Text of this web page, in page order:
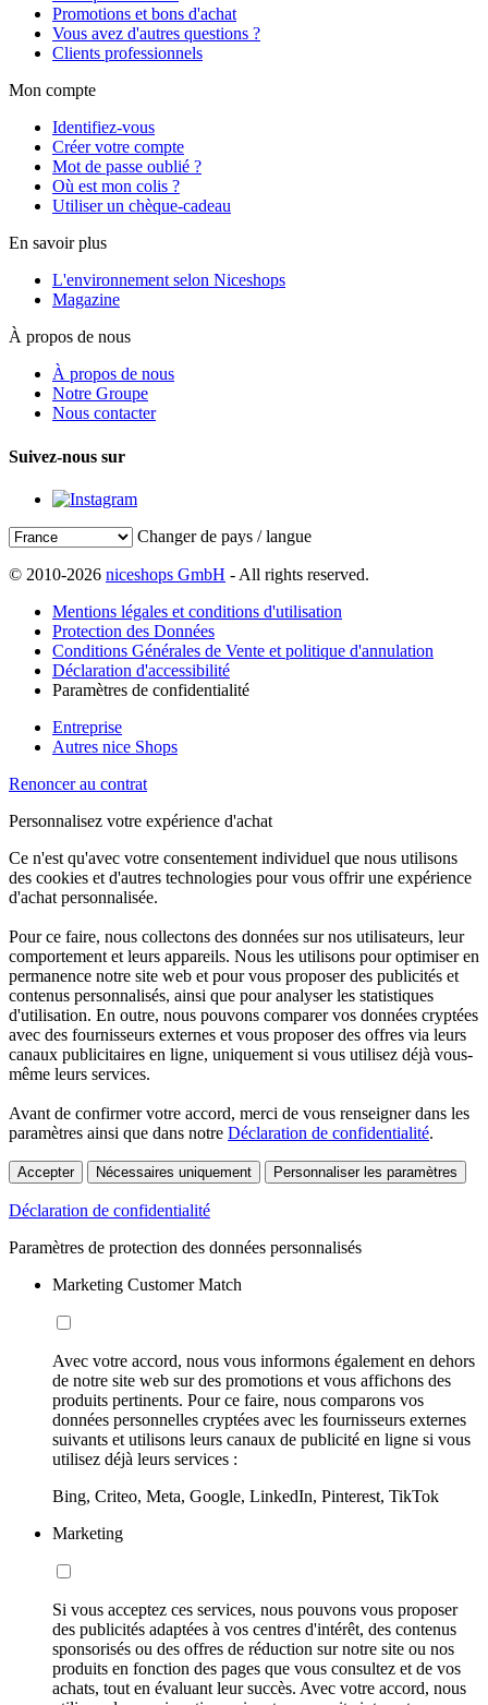
Promotions et bons d'achat
Vous avez d'autres questions ?
Clients professionnels
Mon compte
Identifiez-vous
Créer votre compte
Mot de passe oublié ?
Où est mon colis ?
Utiliser un chèque-cadeau
En savoir plus
L'environnement selon Niceshops
Magazine
À propos de nous
À propos de nous
Notre Groupe
Nous contacter
Suivez-nous sur
Changer de pays / langue
© 2010-2026 niceshops GmbH - All rights reserved.
Mentions légales et conditions d'utilisation
Protection des Données
Conditions Générales de Vente et politique d'annulation
Déclaration d'accessibilité
Paramètres de confidentialité
Entreprise
Autres nice Shops
Renoncer au contrat
Personnalisez votre expérience d'achat
Ce n'est qu'avec votre consentement individuel que nous utilisons
des cookies et d'autres technologies pour vous offrir une expérience
d'achat personnalisée.
Pour ce faire, nous collectons des données sur nos utilisateurs, leur
comportement et leurs appareils. Nous les utilisons pour optimiser en
permanence notre site web et pour vous proposer des publicités et
contenus personnalisés, ainsi que pour analyser les statistiques
d'utilisation. En outre, nous pouvons comparer vos données cryptées
avec des fournisseurs externes et vous proposer des offres via leurs
canaux publicitaires en ligne, uniquement si vous utilisez déjà vous-
même leurs services.
Avant de confirmer votre accord, merci de vous renseigner dans les
paramètres ainsi que dans notre Déclaration de confidentialité.
Accepter Nécessaires uniquement Personnaliser les paramètres
Déclaration de confidentialité
Paramètres de protection des données personnalisés
Marketing Customer Match
Avec votre accord, nous vous informons également en dehors
de notre site web sur des promotions et vous affichons des
produits pertinents. Pour ce faire, nous comparons vos
données personnelles cryptées avec les fournisseurs externes
suivants et utilisons leurs canaux de publicité en ligne si vous
utilisez déjà leurs services :
Bing, Criteo, Meta, Google, LinkedIn, Pinterest, TikTok
Marketing
Si vous acceptez ces services, nous pouvons vous proposer
des publicités adaptées à vos centres d'intérêt, des contenus
sponsorisés ou des offres de réduction sur notre site ou nos
produits en fonction des pages que vous consultez et de vos
achats, tout en évaluant leur succès. Avec votre accord, nous